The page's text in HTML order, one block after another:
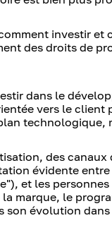
investir
des droits de
dans le
vers le client
technologique,
des
évidente
et les
marque, le
évolution dans